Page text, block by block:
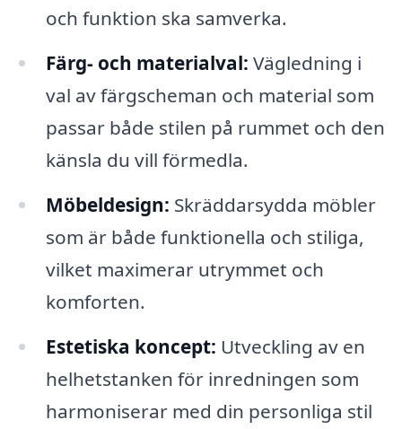
och funktion ska samverka.
Färg- och materialval: Vägledning i
val av färgscheman och material som
passar både stilen på rummet och den
känsla du vill förmedla.
Möbeldesign: Skräddarsydda möbler
som är både funktionella och stiliga,
vilket maximerar utrymmet och
komforten.
Estetiska koncept: Utveckling av en
helhetstanken för inredningen som
harmoniserar med din personliga stil